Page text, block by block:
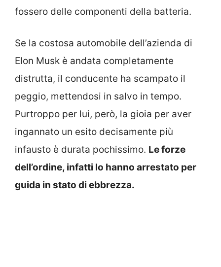
fossero delle componenti della batteria.
Se la costosa automobile dell’azienda di
Elon Musk è andata completamente
distrutta, il conducente ha scampato il
peggio, mettendosi in salvo in tempo.
Purtroppo per lui, però, la gioia per aver
ingannato un esito decisamente più
infausto è durata pochissimo. Le forze
dell’ordine, infatti lo hanno arrestato per
guida in stato di ebbrezza.